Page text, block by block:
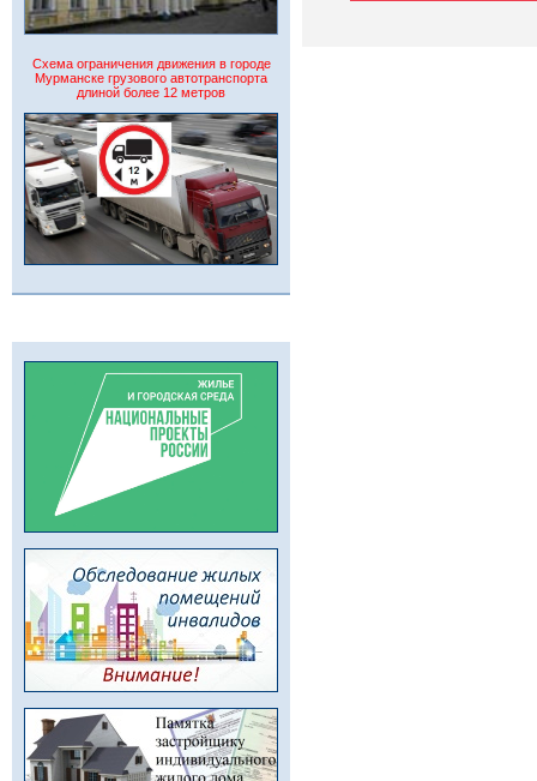
Схема ограничения движения в городе
Мурманске грузового автотранспорта
длиной более 12 метров